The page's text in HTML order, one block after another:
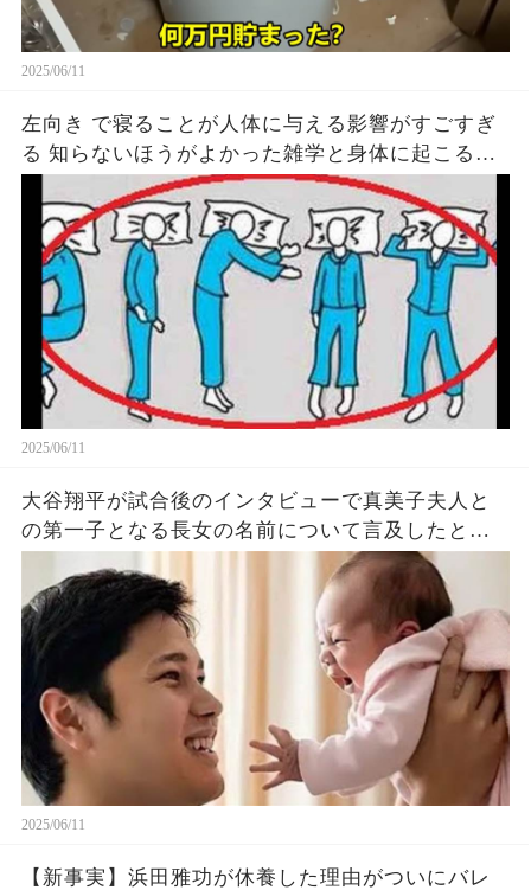
2025/06/11
左向き で寝ることが人体に与える影響がすごすぎ
る 知らないほうがよかった雑学と身体に起こる現
象がヤバい… 驚くべき 大人の 面白いけど知ると後
悔
2025/06/11
大谷翔平が試合後のインタビューで真美子夫人と
の第一子となる長女の名前について言及したと話
題に！山本由伸や佐々木朗希は知ってそう！
2025/06/11
【新事実】浜田雅功が休養した理由がついにバレ